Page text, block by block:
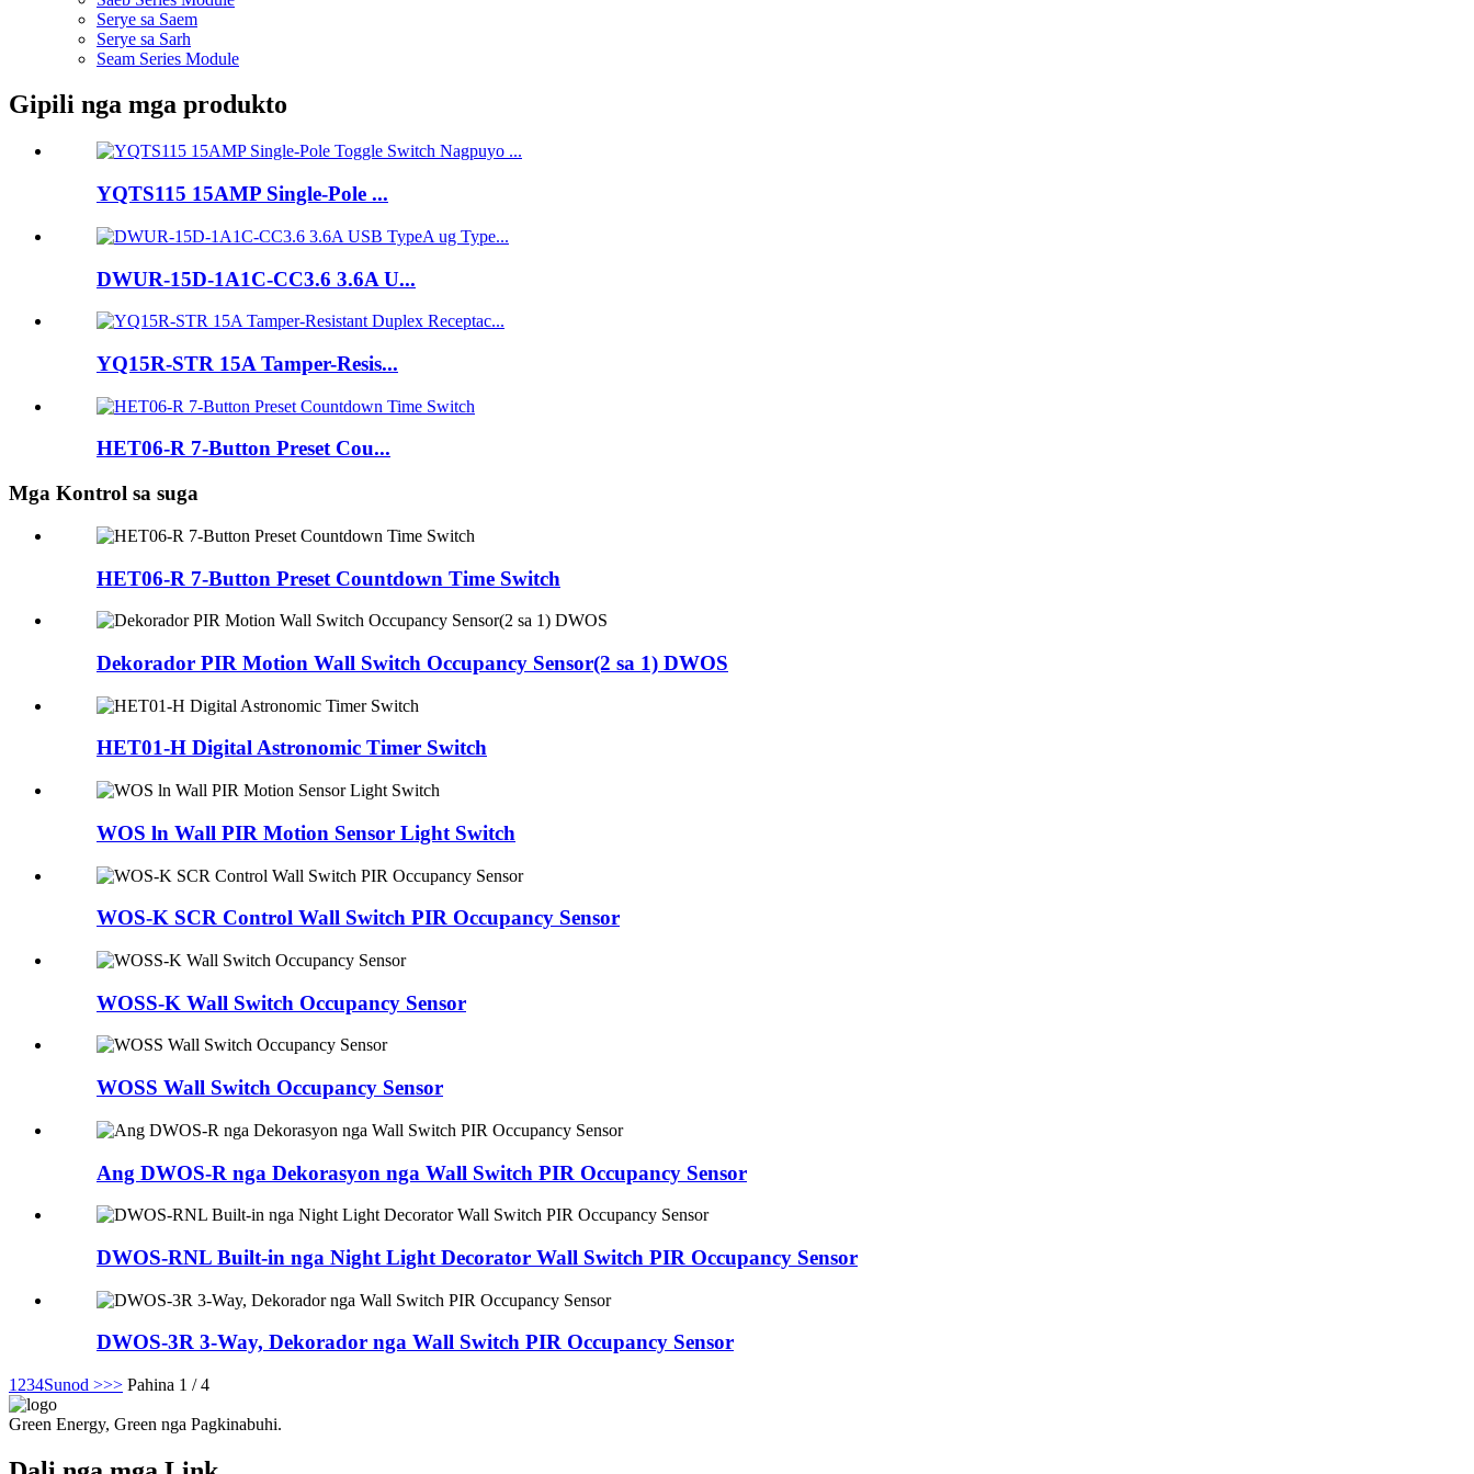
Serye sa Saem
Serye sa Sarh
Seam Series Module
Gipili nga mga produkto
YQTS115 15AMP Single-Pole ...
DWUR-15D-1A1C-CC3.6 3.6A U...
YQ15R-STR 15A Tamper-Resis...
HET06-R 7-Button Preset Cou...
Mga Kontrol sa suga
HET06-R 7-Button Preset Countdown Time Switch
Dekorador PIR Motion Wall Switch Occupancy Sensor(2 sa 1) DWOS
HET01-H Digital Astronomic Timer Switch
WOS ln Wall PIR Motion Sensor Light Switch
WOS-K SCR Control Wall Switch PIR Occupancy Sensor
WOSS-K Wall Switch Occupancy Sensor
WOSS Wall Switch Occupancy Sensor
Ang DWOS-R nga Dekorasyon nga Wall Switch PIR Occupancy Sensor
DWOS-RNL Built-in nga Night Light Decorator Wall Switch PIR Occupancy Sensor
DWOS-3R 3-Way, Dekorador nga Wall Switch PIR Occupancy Sensor
1 234Sunod >>> Pahina 1 / 4
Green Energy, Green nga Pagkinabuhi.